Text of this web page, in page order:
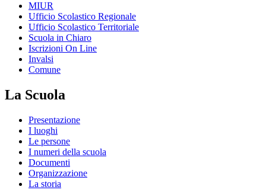
MIUR
Ufficio Scolastico Regionale
Ufficio Scolastico Territoriale
Scuola in Chiaro
Iscrizioni On Line
Invalsi
Comune
La Scuola
Presentazione
I luoghi
Le persone
I numeri della scuola
Documenti
Organizzazione
La storia